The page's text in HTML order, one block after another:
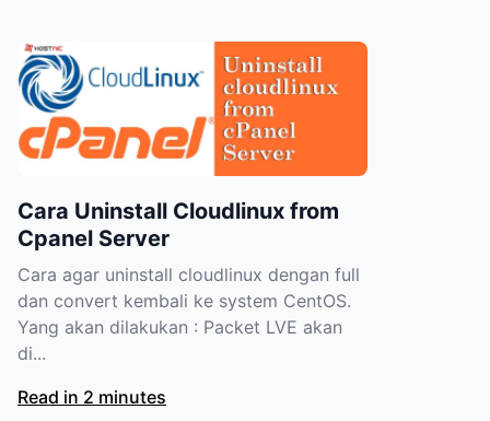
Cara Uninstall Cloudlinux from
Cpanel Server
Cara agar uninstall cloudlinux dengan full
dan convert kembali ke system CentOS.
Yang akan dilakukan : Packet LVE akan
di...
Read in 2 minutes